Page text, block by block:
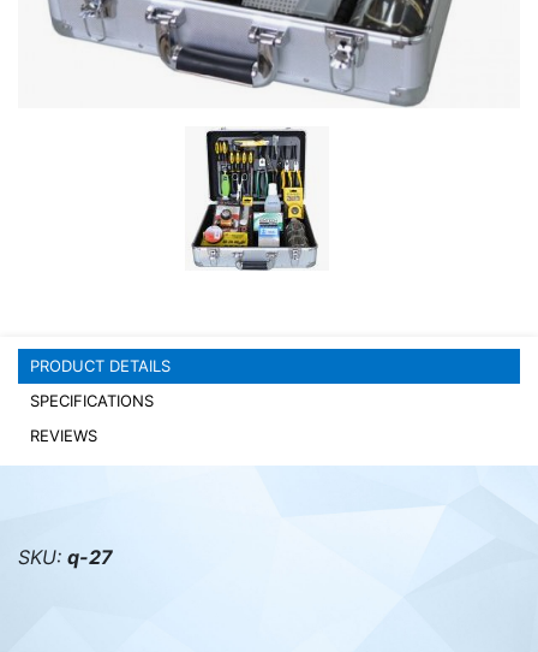
Server equipment
Video conferencing
PRODUCT DETAILS
SPECIFICATIONS
REVIEWS
SKU: q-27